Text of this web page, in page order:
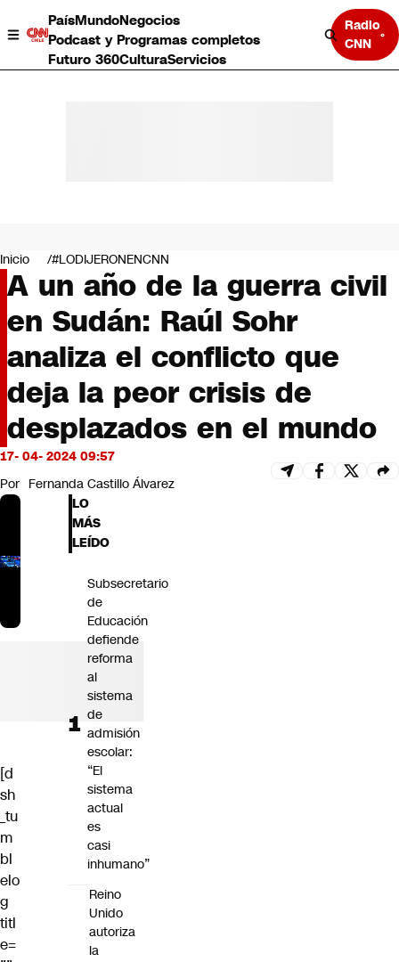
PaísMundoNegocios
Podcast y Programas completos
Futuro 360CulturaServicios
Radio
CNN
Negocios
Deportes
Programas completos
Cultura
Servicios
Bits
CNN tiempo
Futuro 360
Opinión
Inicio #LODIJERONENCNN
A un año de la guerra civil
en Sudán: Raúl Sohr
analiza el conflicto que
deja la peor crisis de
desplazados en el mundo
17- 04- 2024 09:57
Por Fernanda Castillo Álvarez
[d
sh
_tu
m
bl
elo
g
titl
e=
LO
MÁS
LEÍDO
Subsecretario
de
Educación
defiende
reforma
al
sistema
de
admisión
escolar:
“El
sistema
actual
es
casi
inhumano”
Reino
Unido
autoriza
la